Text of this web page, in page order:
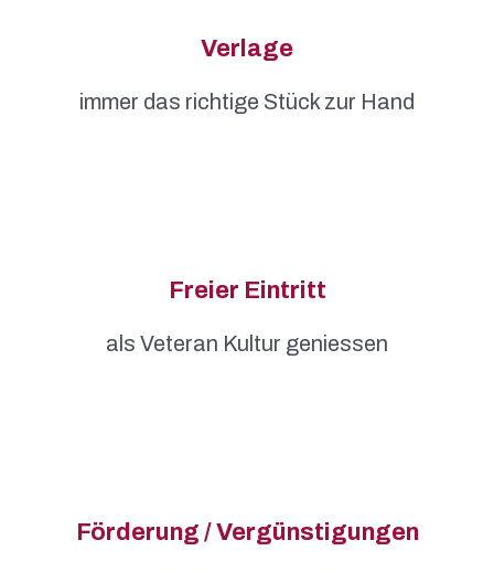
Verlage
immer das richtige Stück zur Hand
Freier Eintritt
als Veteran Kultur geniessen
Förderung / Vergünstigungen